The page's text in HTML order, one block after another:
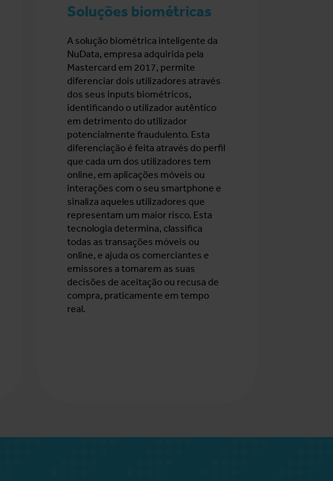
Soluções biométricas
A solução biométrica inteligente da
NuData, empresa adquirida pela
Mastercard em 2017, permite
diferenciar dois utilizadores através
dos seus inputs biométricos,
identificando o utilizador autêntico
em detrimento do utilizador
potencialmente fraudulento. Esta
diferenciação é feita através do perfil
que cada um dos utilizadores tem
online, em aplicações móveis ou
interações com o seu smartphone e
sinaliza aqueles utilizadores que
representam um maior risco. Esta
tecnologia determina, classifica
todas as transações móveis ou
online, e ajuda os comerciantes e
emissores a tomarem as suas
decisões de aceitação ou recusa de
compra, praticamente em tempo
real.